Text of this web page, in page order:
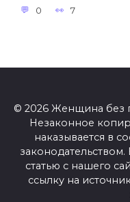
0 7
© 2026 Женщина без
Незаконное
наказывается в
статью с нашего
ссылку на